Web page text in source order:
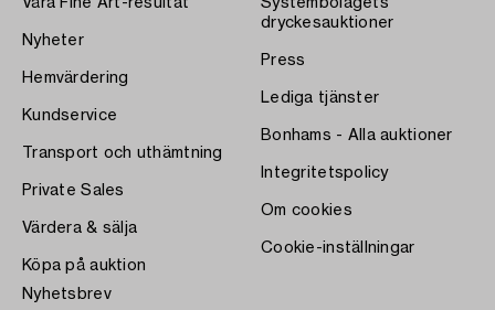
Våra Fine Art-resultat
Nyheter
Hemvärdering
Kundservice
Transport och uthämtning
Private Sales
Värdera & sälja
Köpa på auktion
Systembolagets
dryckesauktioner
Press
Lediga tjänster
Bonhams - Alla auktioner
Integritetspolicy
Om cookies
Cookie-inställningar
Nyhetsbrev